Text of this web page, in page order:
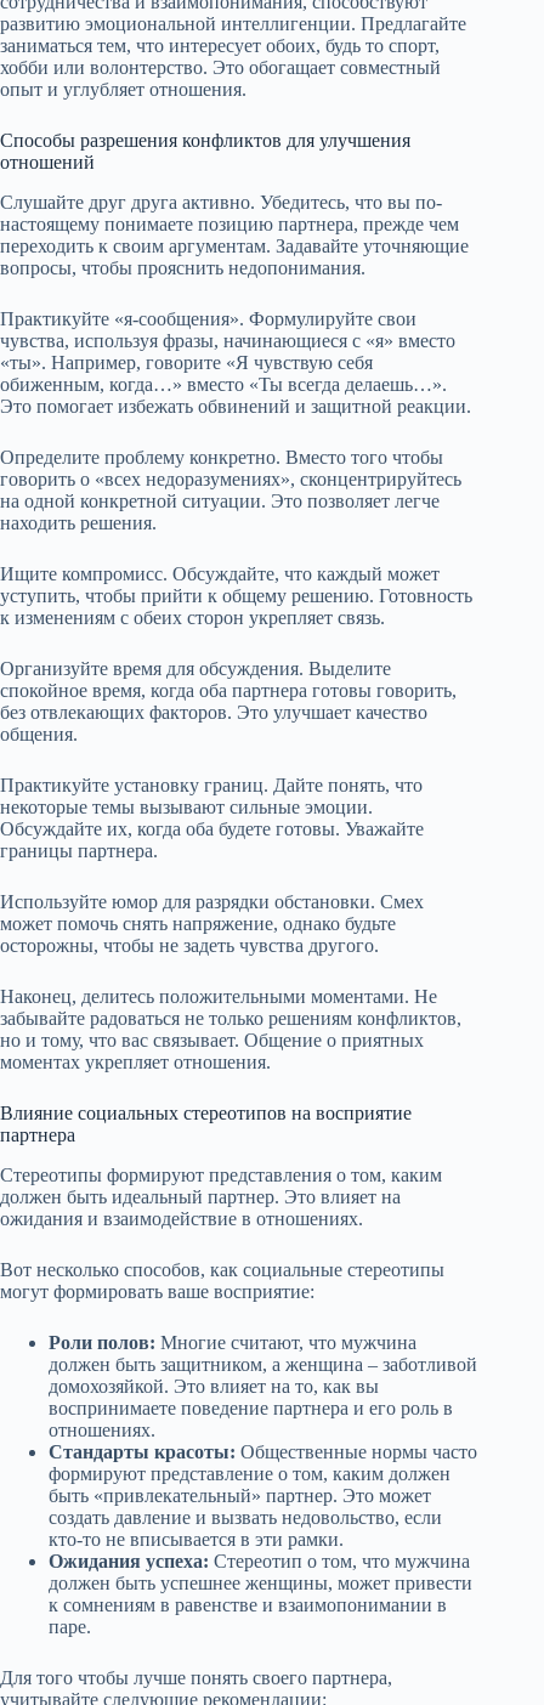
развитию эмоциональной интеллигенции. Предлагайте
заниматься тем, что интересует обоих, будь то спорт,
хобби или волонтерство. Это обогащает совместный
опыт и углубляет отношения.
Способы разрешения конфликтов для улучшения
отношений
Слушайте друг друга активно. Убедитесь, что вы по-
настоящему понимаете позицию партнера, прежде чем
переходить к своим аргументам. Задавайте уточняющие
вопросы, чтобы прояснить недопонимания.
Практикуйте «я-сообщения». Формулируйте свои
чувства, используя фразы, начинающиеся с «я» вместо
«ты». Например, говорите «Я чувствую себя
обиженным, когда…» вместо «Ты всегда делаешь…».
Это помогает избежать обвинений и защитной реакции.
Определите проблему конкретно. Вместо того чтобы
говорить о «всех недоразумениях», сконцентрируйтесь
на одной конкретной ситуации. Это позволяет легче
находить решения.
Ищите компромисс. Обсуждайте, что каждый может
уступить, чтобы прийти к общему решению. Готовность
к изменениям с обеих сторон укрепляет связь.
Организуйте время для обсуждения. Выделите
спокойное время, когда оба партнера готовы говорить,
без отвлекающих факторов. Это улучшает качество
общения.
Практикуйте установку границ. Дайте понять, что
некоторые темы вызывают сильные эмоции.
Обсуждайте их, когда оба будете готовы. Уважайте
границы партнера.
Используйте юмор для разрядки обстановки. Смех
может помочь снять напряжение, однако будьте
осторожны, чтобы не задеть чувства другого.
Наконец, делитесь положительными моментами. Не
забывайте радоваться не только решениям конфликтов,
но и тому, что вас связывает. Общение о приятных
моментах укрепляет отношения.
Влияние социальных стереотипов на восприятие
партнера
Стереотипы формируют представления о том, каким
должен быть идеальный партнер. Это влияет на
ожидания и взаимодействие в отношениях.
Вот несколько способов, как социальные стереотипы
могут формировать ваше восприятие:
Роли полов: Многие считают, что мужчина
должен быть защитником, а женщина – заботливой
домохозяйкой. Это влияет на то, как вы
воспринимаете поведение партнера и его роль в
отношениях.
Стандарты красоты: Общественные нормы часто
формируют представление о том, каким должен
быть «привлекательный» партнер. Это может
создать давление и вызвать недовольство, если
кто-то не вписывается в эти рамки.
Ожидания успеха: Стереотип о том, что мужчина
должен быть успешнее женщины, может привести
к сомнениям в равенстве и взаимопонимании в
паре.
Для того чтобы лучше понять своего партнера,
учитывайте следующие рекомендации: